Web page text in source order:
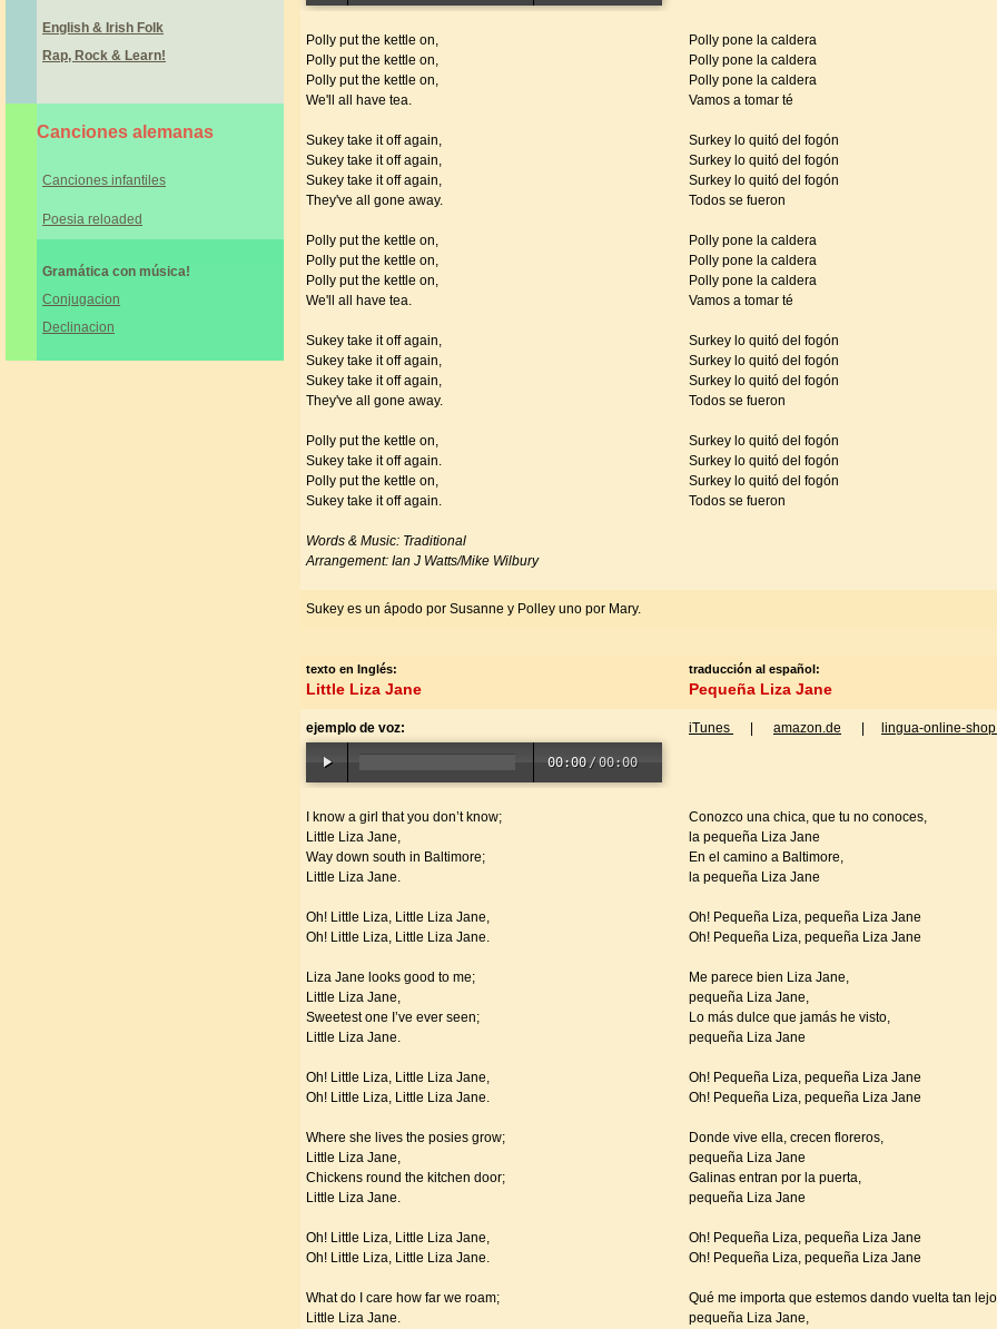
English & Irish Folk
Rap, Rock & Learn!
Canciones alemanas
Canciones infantiles
Poesia reloaded
Gramática con música!
Conjugacion
Declinacion
Polly put the kettle on,
Polly put the kettle on,
Polly put the kettle on,
We'll all have tea.
Sukey take it off again,
Sukey take it off again,
Sukey take it off again,
They've all gone away.
Polly put the kettle on,
Polly put the kettle on,
Polly put the kettle on,
We'll all have tea.
Sukey take it off again,
Sukey take it off again,
Sukey take it off again,
They've all gone away.
Polly put the kettle on,
Sukey take it off again.
Polly put the kettle on,
Sukey take it off again.
Words & Music: Traditional
Arrangement: Ian J Watts/Mike Wilbury
Polly pone la caldera
Polly pone la caldera
Polly pone la caldera
Vamos a tomar té
Surkey lo quitó del fogón
Surkey lo quitó del fogón
Surkey lo quitó del fogón
Todos se fueron
Polly pone la caldera
Polly pone la caldera
Polly pone la caldera
Vamos a tomar té
Surkey lo quitó del fogón
Surkey lo quitó del fogón
Surkey lo quitó del fogón
Todos se fueron
Surkey lo quitó del fogón
Surkey lo quitó del fogón
Surkey lo quitó del fogón
Todos se fueron
Sukey es un ápodo por Susanne y Polley uno por Mary.
texto en Inglés:
Little Liza Jane
traducción al español:
Pequeña Liza Jane
ejemplo de voz:
00:00 /00:00
iTunes amazon.de lingua-online-
I know a girl that you don’t know;
Little Liza Jane,
Way down south in Baltimore;
Little Liza Jane.
Oh! Little Liza, Little Liza Jane,
Oh! Little Liza, Little Liza Jane.
Liza Jane looks good to me;
Little Liza Jane,
Sweetest one I’ve ever seen;
Little Liza Jane.
Oh! Little Liza, Little Liza Jane,
Oh! Little Liza, Little Liza Jane.
Where she lives the posies grow;
Little Liza Jane,
Chickens round the kitchen door;
Little Liza Jane.
Oh! Little Liza, Little Liza Jane,
Oh! Little Liza, Little Liza Jane.
What do I care how far we roam;
Little Liza Jane.
Conozco una chica, que tu no conoces,
la pequeña Liza Jane
En el camino a Baltimore,
la pequeña Liza Jane
Oh! Pequeña Liza, pequeña Liza Jane
Oh! Pequeña Liza, pequeña Liza Jane
Me parece bien Liza Jane,
pequeña Liza Jane,
Lo más dulce que jamás he visto,
pequeña Liza Jane
Oh! Pequeña Liza, pequeña Liza Jane
Oh! Pequeña Liza, pequeña Liza Jane
Donde vive ella, crecen floreros,
pequeña Liza Jane
Galinas entran por la puerta,
pequeña Liza Jane
Oh! Pequeña Liza, pequeña Liza Jane
Oh! Pequeña Liza, pequeña Liza Jane
Qué me importa que estemos dando vuelta tan
pequeña Liza Jane,